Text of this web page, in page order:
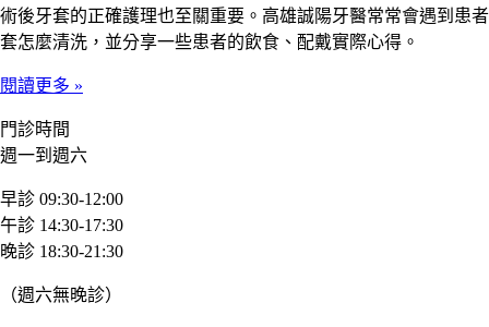
術後牙套的正確護理也至關重要。高雄誠陽牙醫常常會遇到患
套怎麼清洗，並分享一些患者的飲食、配戴實際心得。​
閱讀更多 »
門診時間
週一到週六
早診 09:30-12:00
午診 14:30-17:30
晚診 18:30-21:30
（週六無晚診）